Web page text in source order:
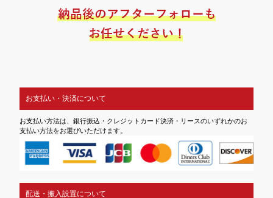
お支払い・決済について
お支払い方法は、銀行振込・クレジットカード決済・リースのいずれかのお
支払い方法をお選びいただけます。
配送・搬入設置について